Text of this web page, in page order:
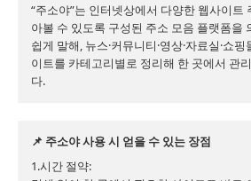
“주소야”는 인터넷상에서 다양한 웹사이트
아볼 수 있도록 구성된 주소 모음 플랫폼을
쉽게 말해, 뉴스·커뮤니티·영상·자료실·쇼
이트를 카테고리별로 정리해 한 곳에서 관
다.
📌 주소야 사용 시 얻을 수 있는 장점
1.시간 절약: